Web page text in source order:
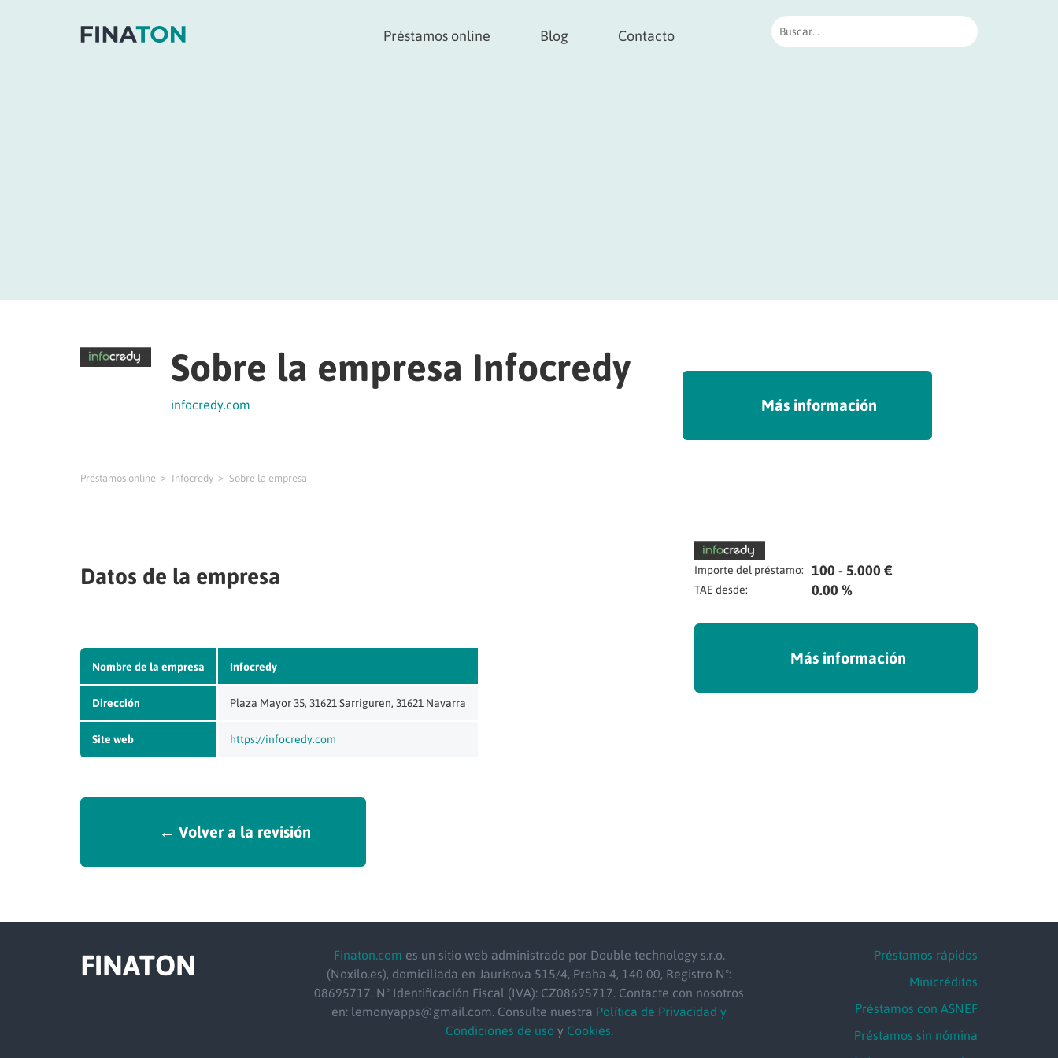
Préstamos online Blog Contacto
Sobre la empresa Infocredy
infocredy.com Más información
Préstamos online Infocredy Sobre la empresa
Datos de la empresa
Nombre de la empresa Infocredy
Dirección Plaza Mayor 35, 31621 Sarriguren, 31621 Navarra
Site web https://infocredy.com
← Volver a la revisión
Importe del préstamo: 100 - 5.000 €
TAE desde: 0.00 %
Más información
FINATON Finaton.com es un sitio web administrado por Double technology s.r.o.
(Noxilo.es), domiciliada en Jaurisova 515/4, Praha 4, 140 00, Registro Nº:
08695717. Nº Identificación Fiscal (IVA): CZ08695717. Contacte con nosotros
en: lemonyapps@gmail.com. Consulte nuestra Política de Privacidad y
Condiciones de uso y Cookies.
Préstamos rápidos
Minicréditos
Préstamos con ASNEF
Préstamos sin nómina